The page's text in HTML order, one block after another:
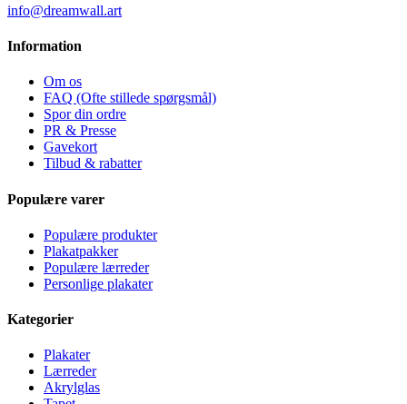
info@dreamwall.art
Information
Om os
FAQ (Ofte stillede spørgsmål)
Spor din ordre
PR & Presse
Gavekort
Tilbud & rabatter
Populære varer
Populære produkter
Plakatpakker
Populære lærreder
Personlige plakater
Kategorier
Plakater
Lærreder
Akrylglas